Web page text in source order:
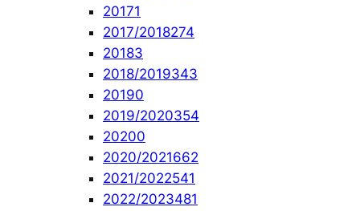
20171
2017/2018274
20183
2018/2019343
20190
2019/2020354
20200
2020/2021662
2021/2022541
2022/2023481